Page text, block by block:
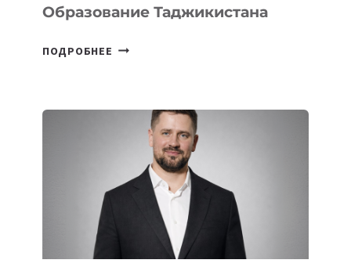
Образование Таджикистана
ПОДРОБНЕЕ 6
КОТОРЫЕ
РАЗВИВАЮТ
ТЕХНОЛОГИЧЕСКОЕ
ОБРАЗОВАНИЕ
ТАДЖИКИСТАНА